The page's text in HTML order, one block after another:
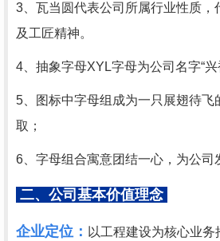
3、瓦当圆代表公司所属行业性质，
及工匠精神。
4、抽象字母XYL字母为公司名字“兴
5、图标中字母组成为一只展翅待飞
取；
6、字母组合寓意团结一心，为公司
二、公司基本价值理念
企业定位： 以工程建设为核心业务